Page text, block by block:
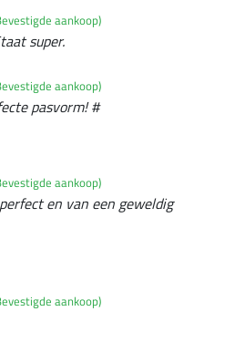
aankoop)
super.
aankoop)
pasvorm! #
aankoop)
en van een geweldig
aankoop)